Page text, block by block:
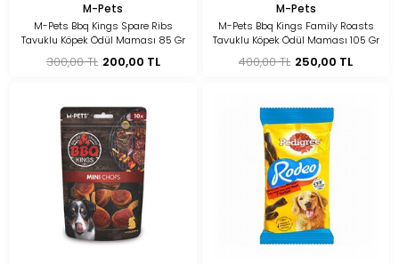
M-Pets
M-Pets Bbq Kings Spare Ribs
Tavuklu Köpek Ödül Maması 85 Gr
300,00 TL 200,00 TL
M-Pets
M-Pets Bbq Kings Family Roasts
Tavuklu Köpek Ödül Maması 105 Gr
400,00 TL 250,00 TL